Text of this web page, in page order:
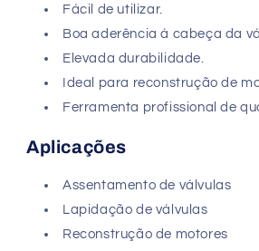
Fácil de utilizar.
Boa aderência à cabeça da
Elevada durabilidade.
Ideal para reconstrução de
Ferramenta profissional de
Aplicações
Assentamento de válvulas
Lapidação de válvulas
Reconstrução de motores